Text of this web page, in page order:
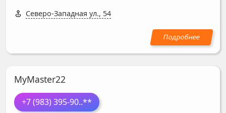
Северо-Западная ул., 54
MyMaster22
+7 (983) 395-90..**